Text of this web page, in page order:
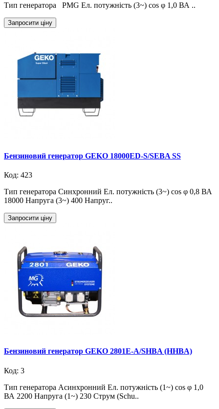
Тип генератора PMG Ел. потужність (3~) cos φ 1,0 ВА ..
Запросити ціну
Бензиновий генератор GEKO 18000ED-S/SEBA SS
Код: 423
Тип генератора Синхронний Ел. потужність (3~) cos φ 0,8 ВА
18000 Напруга (3~) 400 Напруг..
Запросити ціну
Бензиновий генератор GEKO 2801E-A/SHBA (HHBA)
Код: 3
Тип генератора Асинхронний Ел. потужність (1~) cos φ 1,0
ВА 2200 Напруга (1~) 230 Струм (Schu..